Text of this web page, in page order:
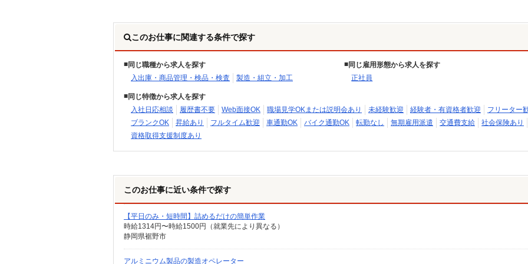
このお仕事に関連する条件で探す
同じ職種から求人を探す
入出庫・商品管理・検品・検査
製造・組立・加工
同じ雇用形態から求人を探す
正社員
同じ特徴から求人を探す
入社日応相談
履歴書不要 Web面接OK 職場見学OKまたは説明会あり 未経験歓迎 経験者・有資格者歓迎
フリーター
ブランクOK
昇給あり フルタイム歓迎 車通勤OK バイク通勤OK 転勤なし 無期雇用派遣 交通費支給
社会保険あり
資格取得支援制度あり
このお仕事に近い条件で探す
【平日のみ・短時間】詰めるだけの簡単作業
時給1314円〜時給1500円（就業先により異なる）
静岡県裾野市
アルミニウム製品の製造オペレーター